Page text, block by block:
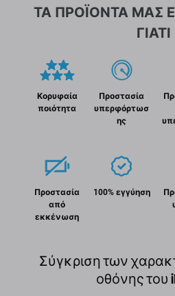
ΤΑ ΠΡΟΪΟΝΤΑ ΜΑΣ
ΓΙΑΤΙ
Κορυφαία
ποιότητα
Προστασία
υπερφόρτωσ
ης
Προστασία
από
εκκένωση
100% εγγύηση
Σύγκριση των
οθόνης του